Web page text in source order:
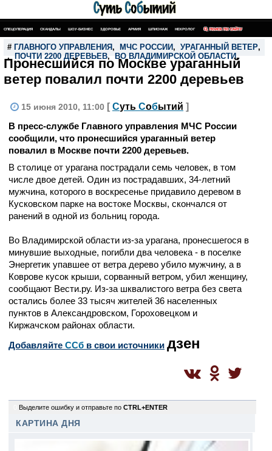
СПЕЦОПЕРАЦИЯ СКАНДАЛЫ ШОУ-БИЗНЕС ЗДОРОВЬЕ АРМИЯ ШПИОНАЖ НЕКРОЛОГ ПОИСК ПО САЙТУ
# ГЛАВНОГО УПРАВЛЕНИЯ , МЧС РОССИИ , УРАГАННЫЙ ВЕТЕР,
,
ПОЧТИ 2200 ДЕРЕВЬЕВ, ВО ВЛАДИМИРСКОЙ ОБЛАСТИ,
Пронесшийся по Москве ураганный
ветер повалил почти 2200 деревьев
15 июня 2010, 11:00 [ Суть Событий ]
В пресс-службе Главного управления МЧС России
сообщили, что пронесшийся ураганный ветер
повалил в Москве почти 2200 деревьев.
В столице от урагана пострадали семь человек, в том
числе двое детей. Один из пострадавших, 34-летний
мужчина, которого в воскресенье придавило деревом в
Кусковском парке на востоке Москвы, скончался от
ранений в одной из больниц города.
Во Владимирской области из-за урагана, пронесшегося в
минувшие выходные, погибли два человека - в поселке
Энергетик упавшее от ветра дерево убило мужчину, а в
Коврове кусок крыши, сорванный ветром, убил женщину,
сообщают Вести.ру. Из-за шквалистого ветра без света
остались более 33 тысяч жителей 36 населенных
пунктов в Александровском, Гороховецком и
Киржачском районах области.
Добавляйте CСб в свои источники дзен
Выделите ошибку и отправьте по CTRL+ENTER
КАРТИНА ДНЯ